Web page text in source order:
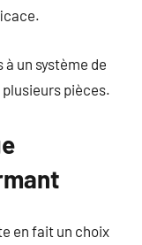
un système de
pièces.
en fait un choix